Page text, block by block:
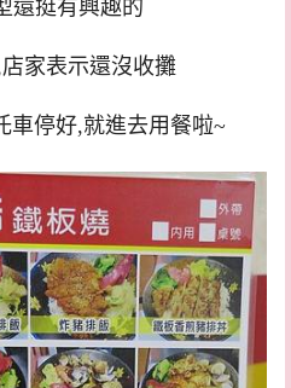
還挺有興趣的
家表示還沒收攤
車停好,就進去用餐啦~